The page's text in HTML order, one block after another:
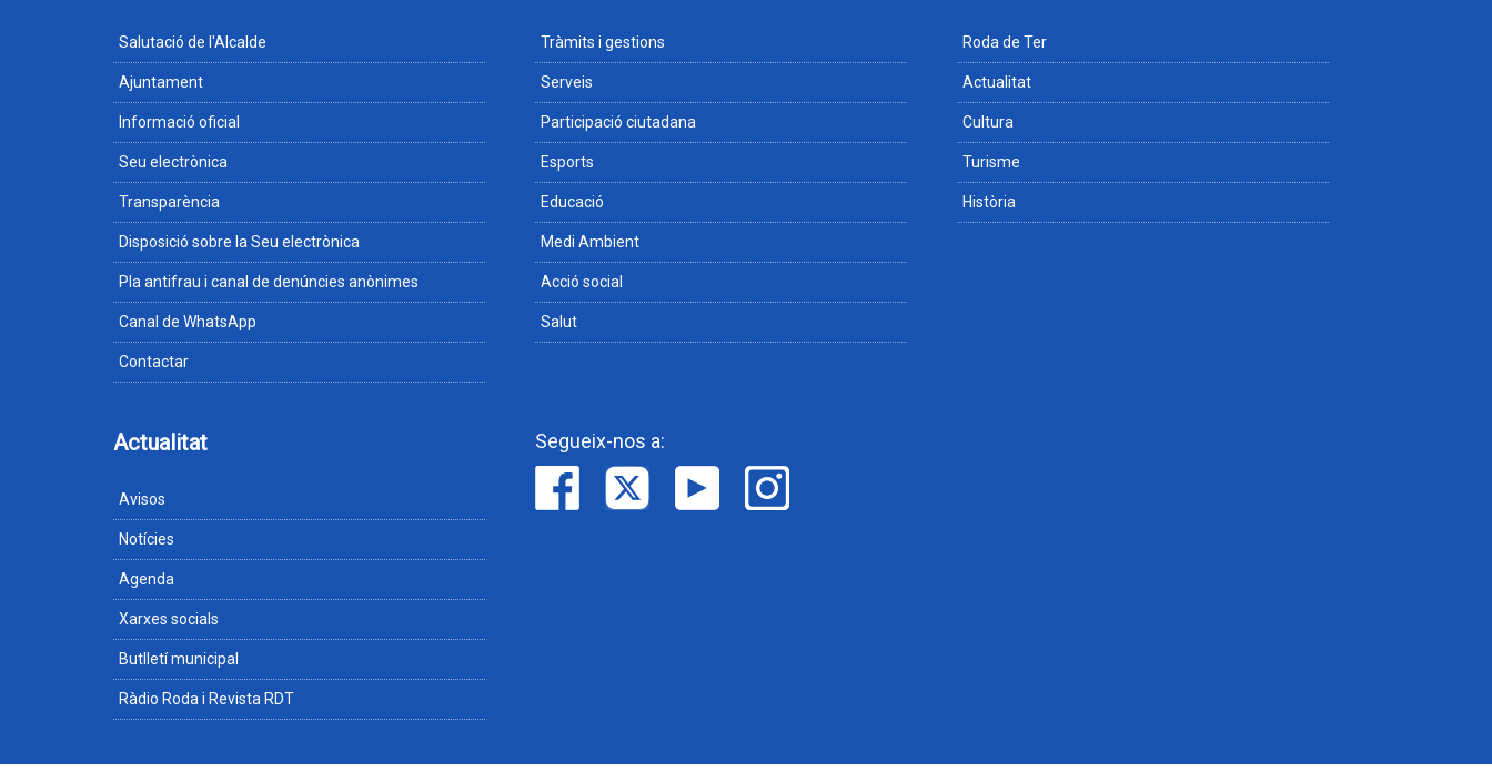
Salutació de l'Alcalde
Ajuntament
Informació oficial
Seu electrònica
Transparència
Disposició sobre la Seu electrònica
Pla antifrau i canal de denúncies anònimes
Canal de WhatsApp
Contactar
Tràmits i gestions
Serveis
Participació ciutadana
Esports
Educació
Medi Ambient
Acció social
Salut
Roda de Ter
Actualitat
Cultura
Turisme
Història
Actualitat
Avisos
Notícies
Agenda
Xarxes socials
Butlletí municipal
Ràdio Roda i Revista RDT
Segueix-nos a: